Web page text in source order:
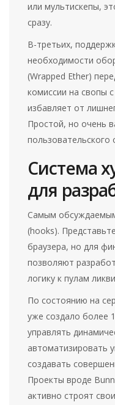
или мультискепы,
сразу.
В-третьих,
необходимости
(Wrapped Ether)
комиссии на свопы
избавляет от
Простой, но очень
пользовательского
Система
для
Самым
(hooks).
браузера, но для
позволяют
логику к пулам
По состоянию на
уже создало более
управлять
автоматизировать
создавать
Проекты вроде
активно строят